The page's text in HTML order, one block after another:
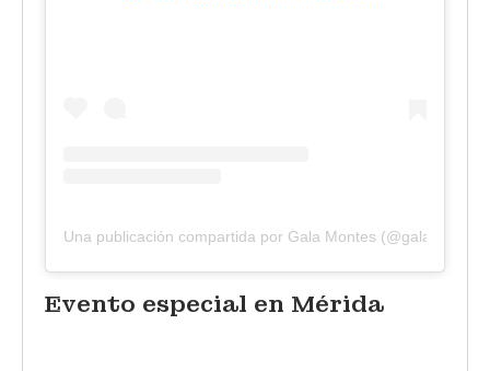
Una publicación compartida por Gala Montes (@galamontes)
Evento especial en Mérida